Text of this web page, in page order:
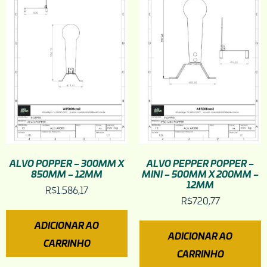
ALVO POPPER – 300MM X
850MM – 12MM
R$1.586,17
ADICIONAR AO
CARRINHO
ALVO PEPPER POPPER –
MINI – 500MM X 200MM –
12MM
R$720,77
ADICIONAR AO
CARRINHO